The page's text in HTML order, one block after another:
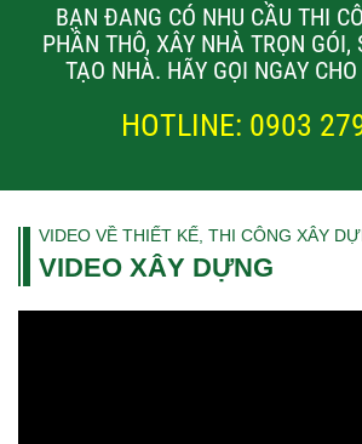
BẠN ĐANG CÓ NHU CẦU THI
PHẦN THÔ, XÂY NHÀ TRỌN GÓI,
TẠO NHÀ. HÃY GỌI NGAY
HOTLINE: 0903
VIDEO VỀ THIẾT KẾ, THI CÔNG XÂY
VIDEO XÂY DỰNG